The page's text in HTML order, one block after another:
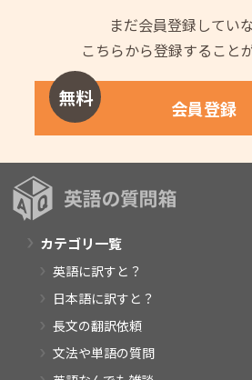
まだ会員登録してい
こちらから登録すること
無料 会員登録
カテゴリ一覧
英語に訳すと？
日本語に訳すと？
長文の翻訳依頼
文法や単語の質問